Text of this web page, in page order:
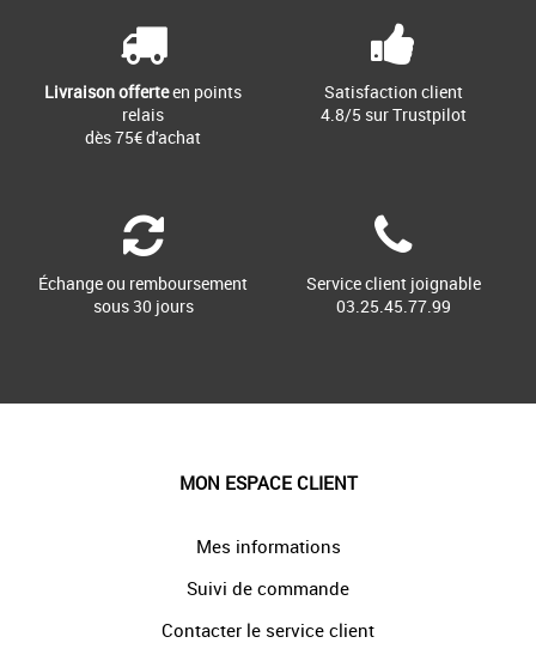
Livraison offerteen points
relais
dès 75€ d'achat
Satisfaction client
4.8/5 sur Trustpilot
Échange ou remboursement
sous 30 jours
Service client joignable
03.25.45.77.99
MON ESPACE CLIENT
Mes informations
Suivi de commande
Contacter le service client